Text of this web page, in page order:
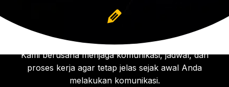
Kami berusaha menjaga komunikasi, jadwal, dan
proses kerja agar tetap jelas sejak awal Anda
melakukan komunikasi.